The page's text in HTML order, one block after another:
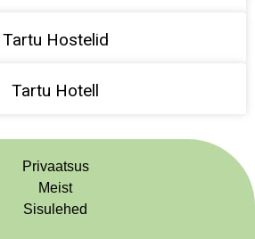
Tartu Hostelid
Tartu Hotell
Privaatsus
Meist
Sisulehed